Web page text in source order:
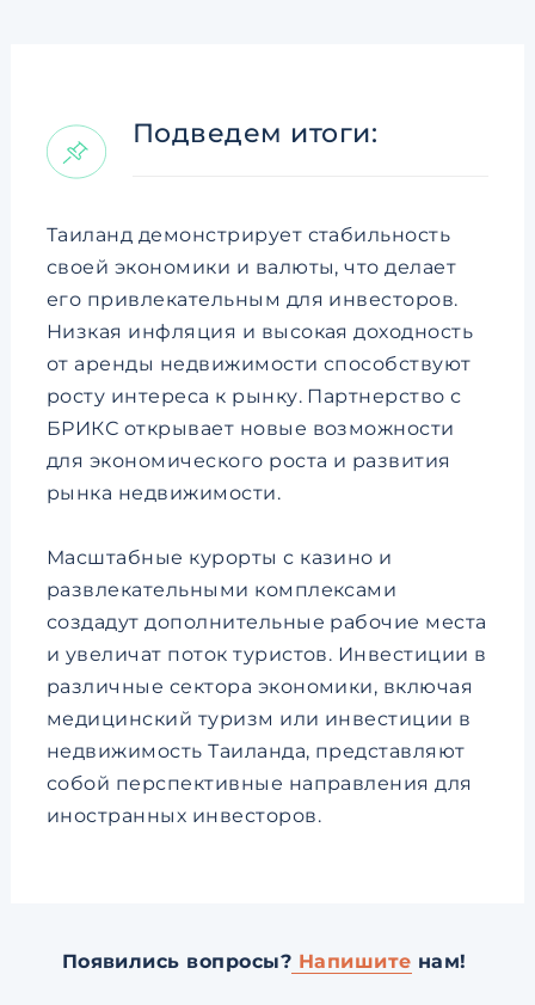
Подведем итоги:
Таиланд демонстрирует стабильность
своей экономики и валюты, что делает
его привлекательным для инвесторов.
Низкая инфляция и высокая доходность
от аренды недвижимости способствуют
росту интереса к рынку. Партнерство с
БРИКС открывает новые возможности
для экономического роста и развития
рынка недвижимости.
Масштабные курорты с казино и
развлекательными комплексами
создадут дополнительные рабочие места
и увеличат поток туристов. Инвестиции в
различные сектора экономики, включая
медицинский туризм или инвестиции в
недвижимость Таиланда, представляют
собой перспективные направления для
иностранных инвесторов.
Появились вопросы? Напишите нам!